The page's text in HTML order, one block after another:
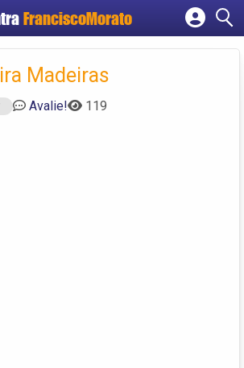
FranciscoMorato
Cadastrar empresa
Criar conta
Madeiras
Avalie! 119